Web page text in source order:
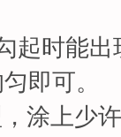
起时能出
即可。
涂上少